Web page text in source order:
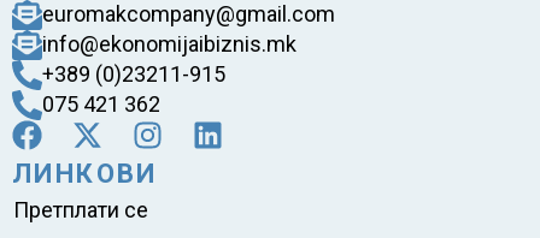
euromakcompany@gmail.com
info@ekonomijaibiznis.mk
+389 (0)23211-915
075 421 362
ЛИНКОВИ
Претплати се